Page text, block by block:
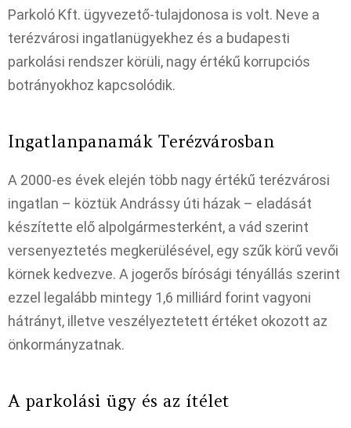
Parkoló Kft. ügyvezető-tulajdonosa is volt. Neve a
terézvárosi ingatlanügyekhez és a budapesti
parkolási rendszer körüli, nagy értékű korrupciós
botrányokhoz kapcsolódik.​
Ingatlanpanamák Terézvárosban
A 2000-es évek elején több nagy értékű terézvárosi
ingatlan – köztük Andrássy úti házak – eladását
készítette elő alpolgármesterként, a vád szerint
versenyeztetés megkerülésével, egy szűk körű vevői
körnek kedvezve. A jogerős bírósági tényállás szerint
ezzel legalább mintegy 1,6 milliárd forint vagyoni
hátrányt, illetve veszélyeztetett értéket okozott az
önkormányzatnak.​
A parkolási ügy és az ítélet